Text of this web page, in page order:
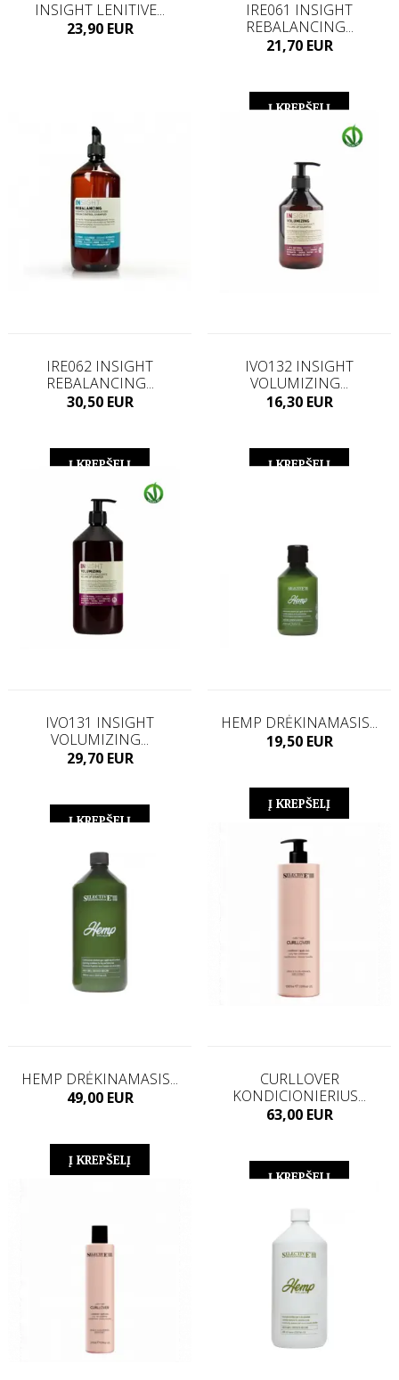
INSIGHT LENITIVE...
Kaina
23,90 EUR
IRE061 INSIGHT
REBALANCING...
Kaina
21,70 EUR
Į KREPŠELĮ
IRE062 INSIGHT
REBALANCING...
Kaina
30,50 EUR
Į KREPŠELĮ
IVO132 INSIGHT
VOLUMIZING...
Kaina
16,30 EUR
Į KREPŠELĮ
IVO131 INSIGHT
VOLUMIZING...
Kaina
29,70 EUR
Į KREPŠELĮ
HEMP DRĖKINAMASIS...
Kaina
19,50 EUR
Į KREPŠELĮ
HEMP DRĖKINAMASIS...
Kaina
49,00 EUR
Į KREPŠELĮ
CURLLOVER
KONDICIONIERIUS...
Kaina
63,00 EUR
Į KREPŠELĮ